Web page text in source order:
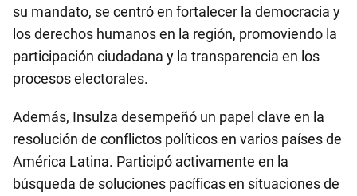
su mandato, se centró en fortalecer la democracia y
los derechos humanos en la región, promoviendo la
participación ciudadana y la transparencia en los
procesos electorales.
Además, Insulza desempeñó un papel clave en la
resolución de conflictos políticos en varios países de
América Latina. Participó activamente en la
búsqueda de soluciones pacíficas en situaciones de